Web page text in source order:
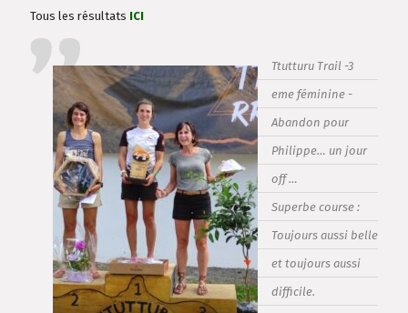
Tous les résultats ICI
Ttutturu Trail -3
eme féminine -
Abandon pour
Philippe… un jour
off …
Superbe course :
Toujours aussi belle
et toujours aussi
difficile.